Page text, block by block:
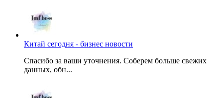
Китай сегодня - бизнес новости
Спасибо за ваши уточнения. Соберем больше свежих
данных, обн...